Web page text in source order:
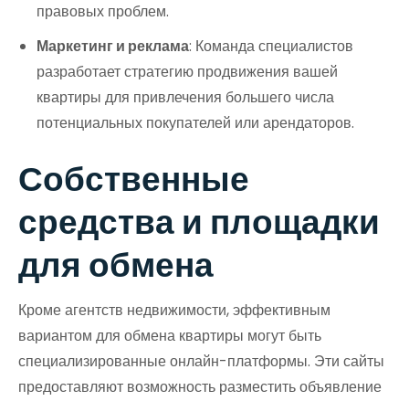
правовых проблем.
Маркетинг и реклама: Команда специалистов
разработает стратегию продвижения вашей
квартиры для привлечения большего числа
потенциальных покупателей или арендаторов.
Собственные
средства и площадки
для обмена
Кроме агентств недвижимости, эффективным
вариантом для обмена квартиры могут быть
специализированные онлайн-платформы. Эти сайты
предоставляют возможность разместить объявление